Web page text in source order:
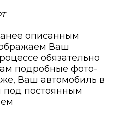
описанным
Ваш
обязательно
подробные фото-
Ваш автомобиль в
под постоянным